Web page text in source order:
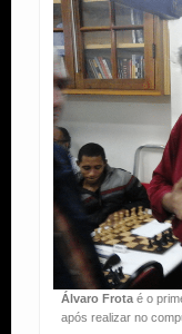
Álvaro Frotaé o
após realizar no